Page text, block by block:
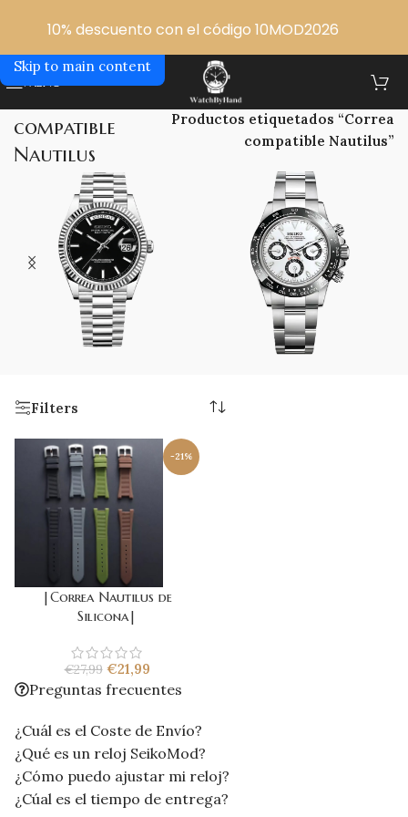
Skip to navigation
Skip to main content
MENU
compatible
Nautilus
Inicio/
Productos etiquetados “Correa
compatible Nautilus”
Filters
-21%
|Correa Nautilus de
Silicona|
€27,99 €21,99
Preguntas frecuentes
¿Cuál es el Coste de Envío?
¿Qué es un reloj SeikoMod?
¿Cómo puedo ajustar mi reloj?
¿Cúal es el tiempo de entrega?
10% descuento con el código 10MOD2026